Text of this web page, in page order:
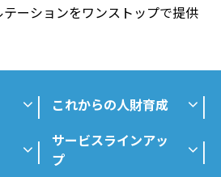
ーションをワンストップで提供
これからの人財育成
サービスラインアッ
プ